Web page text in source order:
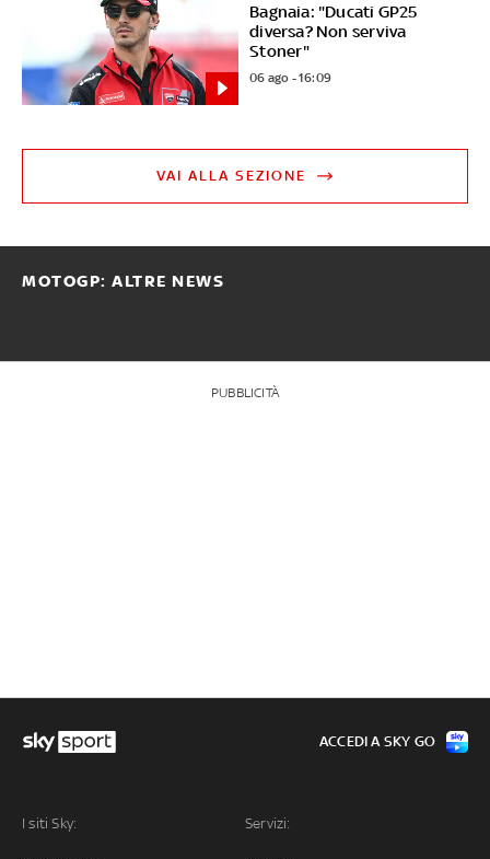
Bagnaia: "Ducati GP25
diversa? Non serviva
Stoner"
06 ago - 16:09
VAI ALLA SEZIONE
MOTOGP: ALTRE NEWS
PUBBLICITÀ
I siti Sky: Servizi:
ACCEDI A SKY GO